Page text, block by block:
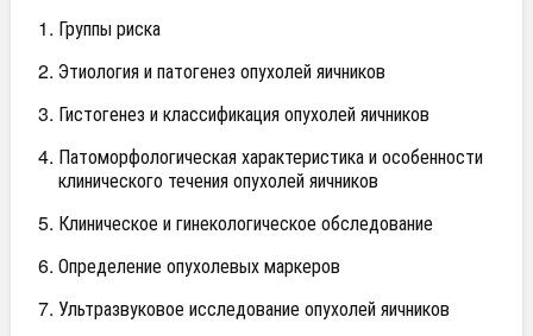
Группы риска
Этиология и патогенез опухолей яичников
Гистогенез и классификация опухолей яичников
Патоморфологическая характеристика и особенности
клинического течения опухолей яичников
Клиническое и гинекологическое обследование
Определение опухолевых маркеров
Ультразвуковое исследование опухолей яичников